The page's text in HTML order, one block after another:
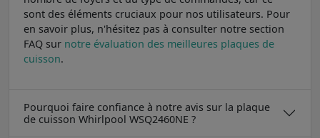
sont des éléments cruciaux pour nos utilisateurs. Pour
en savoir plus, n'hésitez pas à consulter notre section
FAQ sur notre évaluation des meilleures plaques de
cuisson.
Pourquoi faire confiance à notre avis sur la plaque
de cuisson Whirlpool WSQ2460NE ?